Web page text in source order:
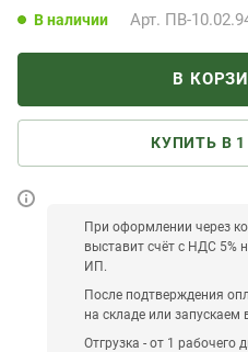
В наличии Арт. ПВ-
В
КУПИТЬ В
При оформлении через
выставит счёт с НДС 5%
ИП.
После подтверждения
на складе или запускаем
Отгрузка - от 1 рабочего